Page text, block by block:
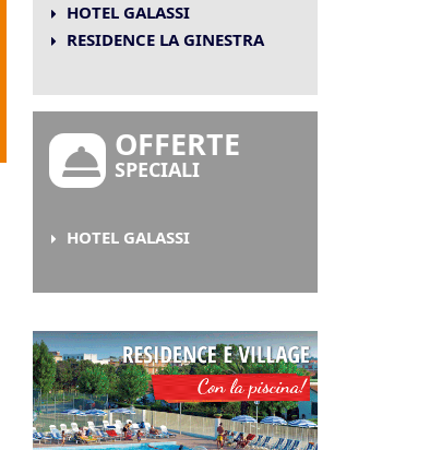
HOTEL GALASSI
RESIDENCE LA GINESTRA
OFFERTE
SPECIALI
HOTEL GALASSI